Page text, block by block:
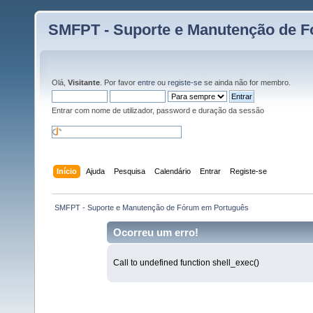
SMFPT - Suporte e Manutenção de
Olá, Visitante . Por favor entre ou registe-se se ainda não for membro.
Entrar com nome de utilizador, password e duração da sessão
Início Ajuda Pesquisa Calendário Entrar Registe-se
SMFPT - Suporte e Manutenção de Fórum em Português
Ocorreu um erro!
Call to undefined function shell_exec()